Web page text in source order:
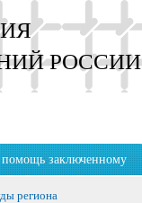
РОССИИ
заключенному
региона